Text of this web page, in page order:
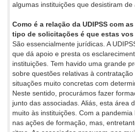
algumas instituições que desistiram de
Como é a relação da UDIPSS com
tipo de solicitações é que estas vos
São essencialmente jurídicas. A
que dá apoio e presta os
instituições. Tem havido uma grande
sobre questões relativas à contratação
situações muito concretas com
Neste sentido, procurámos fazer
junto das associadas. Aliás, esta área
muito às instituições. Com a
nas ações de formação, mas,